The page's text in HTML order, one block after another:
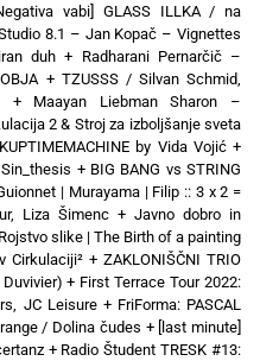
vabi] GLASS ILLKA / na
8.1 – Jan Kopač – Vignettes
duh + Radharani Pernarčič –
+ TZUSSS / Silvan Schmid,
+ Maayan Liebman Sharon –
2 & Stroj za izboljšanje sveta
by Vida Vojić+
+ BIG BANG vs STRING
| Murayama | Filip :: 3 x 2 =
Liza Šimenc + Javno dobro in
slike | The Birth of a painting
Cirkulaciji²+ ZAKLONIŠČNI TRIO
+ First Terrace Tour 2022:
JC Leisure+ FriForma: PASCAL
/ Dolina čudes + [last minute]
+ Radio Študent TRESK #13: